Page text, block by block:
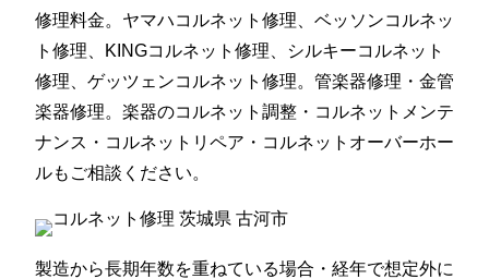
修理料金。ヤマハコルネット修理、ベッソンコルネッ
ト修理、KINGコルネット修理、シルキーコルネット
修理、ゲッツェンコルネット修理。管楽器修理・金管
楽器修理。楽器のコルネット調整・コルネットメンテ
ナンス・コルネットリペア・コルネットオーバーホー
ルもご相談ください。
製造から長期年数を重ねている場合・経年で想定外に